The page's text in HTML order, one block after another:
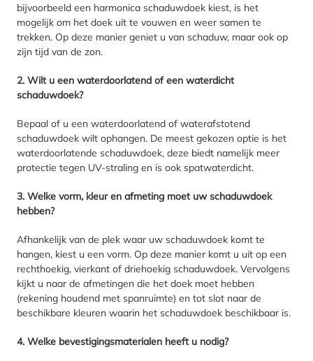
bijvoorbeeld een harmonica schaduwdoek kiest, is het
mogelijk om het doek uit te vouwen en weer samen te
trekken. Op deze manier geniet u van schaduw, maar ook op
zijn tijd van de zon.
2. Wilt u een waterdoorlatend of een waterdicht
schaduwdoek?
Bepaal of u een waterdoorlatend of waterafstotend
schaduwdoek wilt ophangen. De meest gekozen optie is het
waterdoorlatende schaduwdoek, deze biedt namelijk meer
protectie tegen UV-straling en is ook spatwaterdicht.
3. Welke vorm, kleur en afmeting moet uw schaduwdoek
hebben?
Afhankelijk van de plek waar uw schaduwdoek komt te
hangen, kiest u een vorm. Op deze manier komt u uit op een
rechthoekig, vierkant of driehoekig schaduwdoek. Vervolgens
kijkt u naar de afmetingen die het doek moet hebben
(rekening houdend met spanruimte) en tot slot naar de
beschikbare kleuren waarin het schaduwdoek beschikbaar is.
4. Welke bevestigingsmaterialen heeft u nodig?